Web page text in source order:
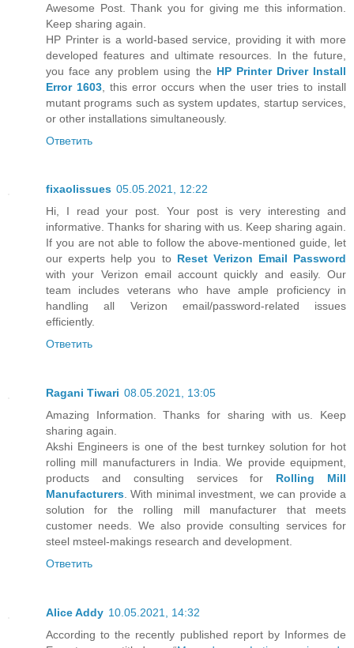
Awesome Post. Thank you for giving me this information.
Keep sharing again.
HP Printer is a world-based service, providing it with more
developed features and ultimate resources. In the future,
you face any problem using the HP Printer Driver Install
Error 1603, this error occurs when the user tries to install
mutant programs such as system updates, startup services,
or other installations simultaneously.
Ответить
fixaolissues 05.05.2021, 12:22
Hi, I read your post. Your post is very interesting and
informative. Thanks for sharing with us. Keep sharing again.
If you are not able to follow the above-mentioned guide, let
our experts help you to Reset Verizon Email Password
with your Verizon email account quickly and easily. Our
team includes veterans who have ample proficiency in
handling all Verizon email/password-related issues
efficiently.
Ответить
Ragani Tiwari 08.05.2021, 13:05
Amazing Information. Thanks for sharing with us. Keep
sharing again.
Akshi Engineers is one of the best turnkey solution for hot
rolling mill manufacturers in India. We provide equipment,
products and consulting services for Rolling Mill
Manufacturers. With minimal investment, we can provide a
solution for the rolling mill manufacturer that meets
customer needs. We also provide consulting services for
steel msteel-makings research and development.
Ответить
Alice Addy 10.05.2021, 14:32
According to the recently published report by Informes de